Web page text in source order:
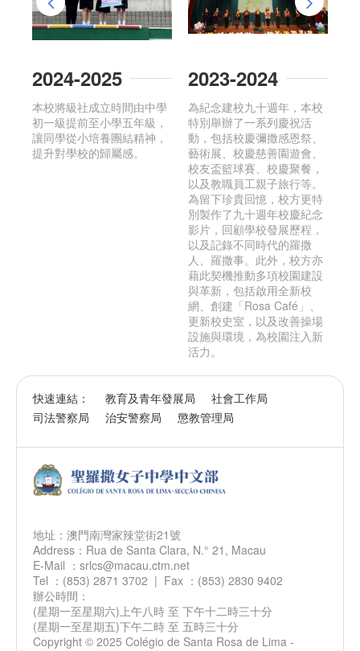
2024-2025
本校將級社成立時間由中學
初一級提前至小學五年級，
讓同學從小培養團結精神，
提升對學校的歸屬感。
2023-2024
為紀念建校九十週年，本校
特別舉辦了一系列慶祝活
動，包括校慶彌撒感恩祭、
藝術展、校慶慈善園遊會、
校友盃籃球賽、校慶聚餐，
以及教職員工親子旅行等。
為留下珍貴回憶，校方更特
別製作了九十週年校慶紀念
影片，回顧學校發展歷程，
以及記錄不同時代的羅撒
人、羅撒事。此外，校方亦
藉此契機推動多項校園建設
與革新，包括啟用全新校
網、創建「Rosa Café」、
更新校史室，以及改善操場
設施與環境，為校園注入新
活力。
快速連結： 教育及青年發展局
社會工作局
司法警察局
治安警察局 懲教管理局
地址：澳門南灣家辣堂街21號
Address：Rua de Santa Clara, N.° 21, Macau
E-Mail ：srlcs@macau.ctm.net
Tel ：(853) 2871 3702 | Fax ：(853) 2830 9402
辦公時間：
(星期一至星期六)上午八時 至 下午十二時三十分
(星期一至星期五)下午二時 至 五時三十分
Copyright © 2025 Colégio de Santa Rosa de Lima -